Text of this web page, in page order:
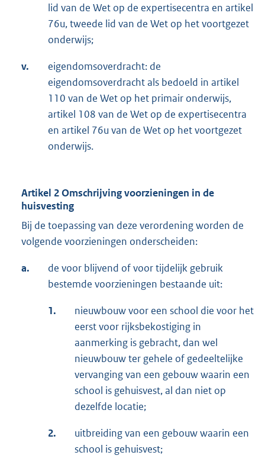
lid van de Wet op de expertisecentra en artikel
76u, tweede lid van de Wet op het voortgezet
onderwijs;
v.
eigendomsoverdracht: de
eigendomsoverdracht als bedoeld in artikel
110 van de Wet op het primair onderwijs,
artikel 108 van de Wet op de expertisecentra
en artikel 76u van de Wet op het voortgezet
onderwijs.
Artikel 2 Omschrijving voorzieningen in de
huisvesting
Bij de toepassing van deze verordening worden de
volgende voorzieningen onderscheiden:
a.
de voor blijvend of voor tijdelijk gebruik
bestemde voorzieningen bestaande uit:
1.
nieuwbouw voor een school die voor het
eerst voor rijksbekostiging in
aanmerking is gebracht, dan wel
nieuwbouw ter gehele of gedeeltelijke
vervanging van een gebouw waarin een
school is gehuisvest, al dan niet op
dezelfde locatie;
2.
uitbreiding van een gebouw waarin een
school is gehuisvest;